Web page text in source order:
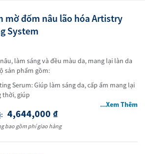
mờ đốm nâu lão hóa Artistry
System
làm sáng và đều màu da, mang lại làn da
sản phẩm gồm:
Serum: Giúp làm sáng da, cấp ẩm mang lại
thời, giúp
...Xem Thêm
4,644,000 ₫
bao gồm phí giao hàng